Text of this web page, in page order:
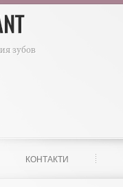
КОНТАКТИ